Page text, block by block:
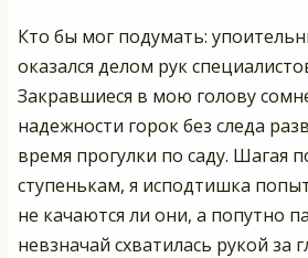
Кто бы мог подумать:
оказался делом рук
Закравшиеся в мою голову
надежности горок без следа
время прогулки по саду. Шагая
ступенькам, я исподтишка
не качаются ли они, а попутно
невзначай схватилась рукой за